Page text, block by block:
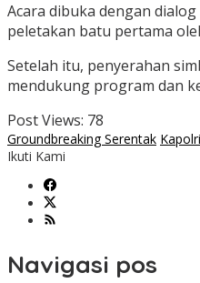
Acara dibuka dengan
peletakan batu pertama
Setelah itu, penyerahan
mendukung program dan
Post Views: 78
Groundbreaking Serentak Kapolri
Ikuti Kami
Navigasi pos